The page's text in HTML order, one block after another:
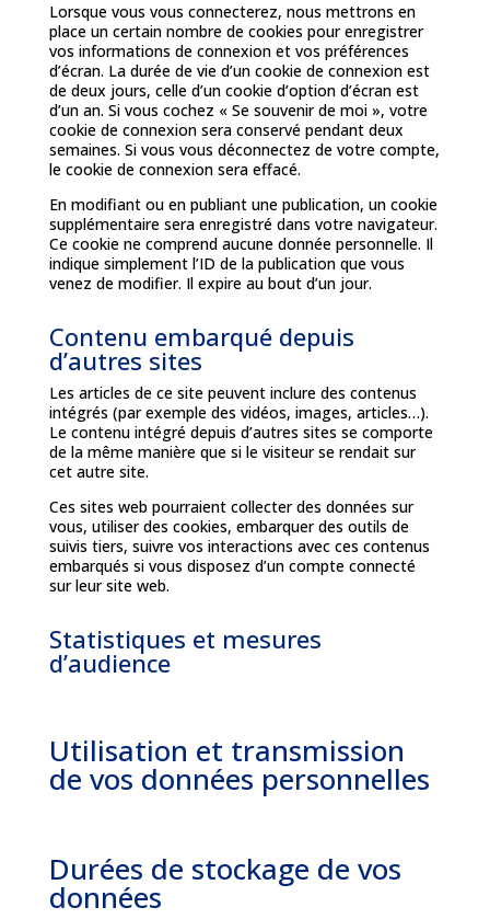
Lorsque vous vous connecterez, nous mettrons en
place un certain nombre de cookies pour enregistrer
vos informations de connexion et vos préférences
d’écran. La durée de vie d’un cookie de connexion est
de deux jours, celle d’un cookie d’option d’écran est
d’un an. Si vous cochez « Se souvenir de moi », votre
cookie de connexion sera conservé pendant deux
semaines. Si vous vous déconnectez de votre compte,
le cookie de connexion sera effacé.
En modifiant ou en publiant une publication, un cookie
supplémentaire sera enregistré dans votre navigateur.
Ce cookie ne comprend aucune donnée personnelle. Il
indique simplement l’ID de la publication que vous
venez de modifier. Il expire au bout d’un jour.
Contenu embarqué depuis
d’autres sites
Les articles de ce site peuvent inclure des contenus
intégrés (par exemple des vidéos, images, articles…).
Le contenu intégré depuis d’autres sites se comporte
de la même manière que si le visiteur se rendait sur
cet autre site.
Ces sites web pourraient collecter des données sur
vous, utiliser des cookies, embarquer des outils de
suivis tiers, suivre vos interactions avec ces contenus
embarqués si vous disposez d’un compte connecté
sur leur site web.
Statistiques et mesures
d’audience
Utilisation et transmission
de vos données personnelles
Durées de stockage de vos
données